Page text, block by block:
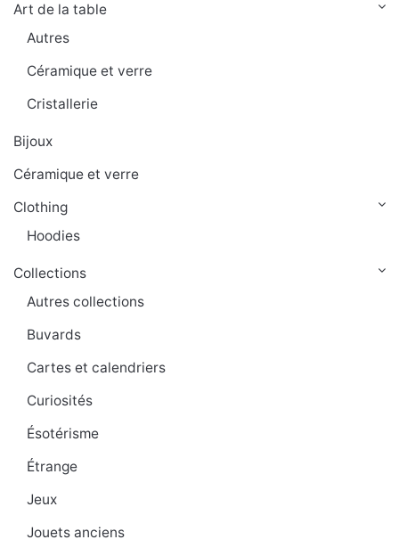
Art de la table
Autres
Céramique et verre
Cristallerie
Bijoux
Céramique et verre
Clothing
Hoodies
Collections
Autres collections
Buvards
Cartes et calendriers
Curiosités
Ésotérisme
Étrange
Jeux
Jouets anciens